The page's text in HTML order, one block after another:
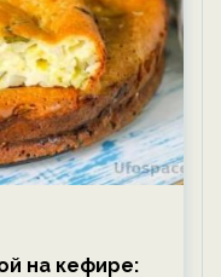
на кефире: